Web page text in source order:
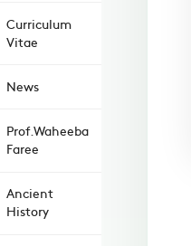
Curriculum
Vitae
News
Prof.Waheeba
Faree
Ancient
History